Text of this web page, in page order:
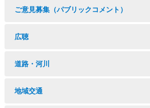
ご意見募集（パブリックコメント）
広聴
道路・河川
地域交通